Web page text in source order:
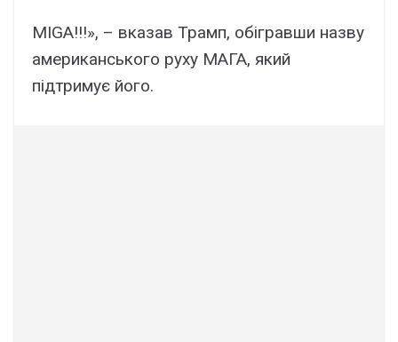
MIGA!!!», – вказав Трамп, обігравши назву
американського руху МАГА, який
підтримує його.